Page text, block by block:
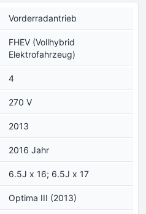
Vorderradantrieb
FHEV (Vollhybrid
Elektrofahrzeug)
4
270 V
2013
2016 Jahr
6.5J x 16; 6.5J x 17
Optima III (2013)